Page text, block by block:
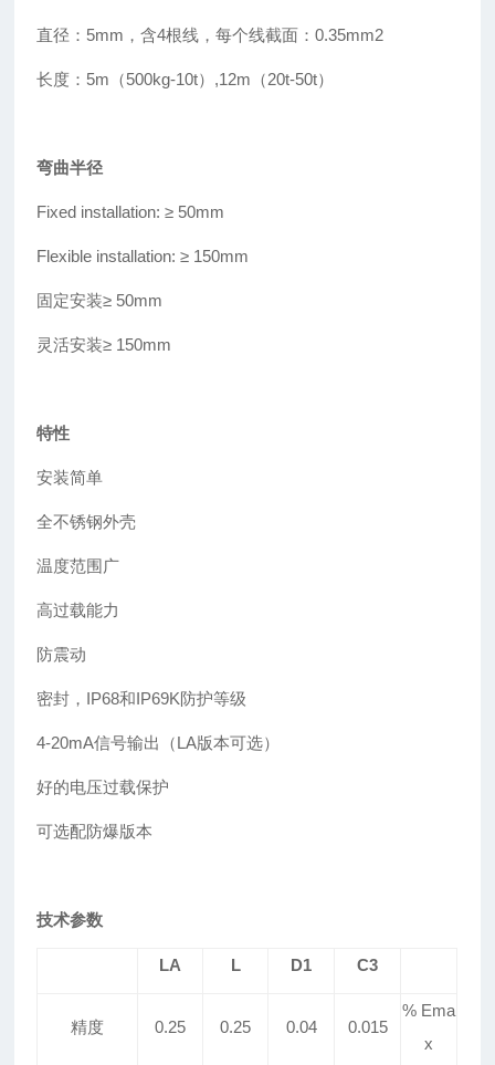
直径：5mm，含4根线，每个线截面：0.35mm2
长度：5m（500kg-10t） ,12m（20t-50t）
弯曲半径
Fixed installation: ≥ 50mm
Flexible installation: ≥ 150mm
固定安装≥ 50mm
灵活安装≥ 150mm
特性
安装简单
全不锈钢外壳
温度范围广
高过载能力
防震动
密封，IP68和IP69K防护等级
4-20mA信号输出（LA版本可选）
好的电压过载保护
可选配防爆版本
技术参数
LA L D1 C3
精度 0.25 0.25 0.04 0.015
% Ema
x